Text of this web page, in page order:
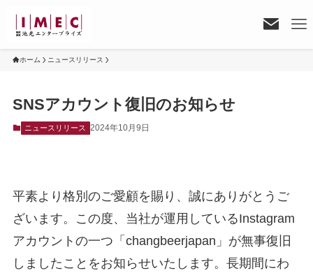
ホーム ニュースリリース
SNSアカウント復旧のお知らせ
ニュースリリース 2024年10月9日
平素より格別のご愛顧を賜り、誠にありがとうご
ざいます。この度、当社が運用しているInstagram
アカウントの一つ「changbeerjapan」が無事復旧
しましたことをお知らせいたします。長期間にわ